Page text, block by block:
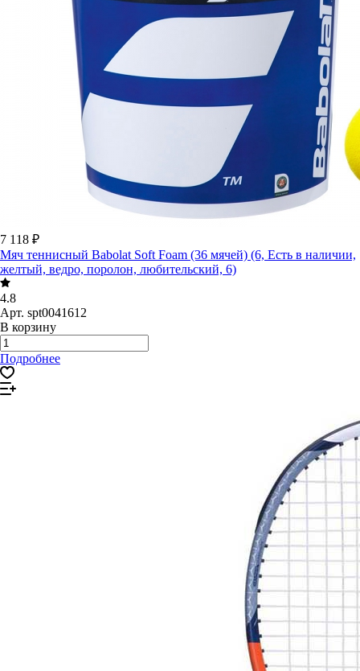
7 118 ₽
Мяч теннисный Babolat Soft Foam (36 мячей) (6, Есть в наличии,
желтый, ведро, поролон, любительский, 6)
4.8
Арт. spt0041612
В корзину
Подробнее